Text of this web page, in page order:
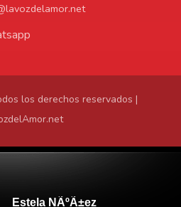
los derechos reservados |
Protección de Datos